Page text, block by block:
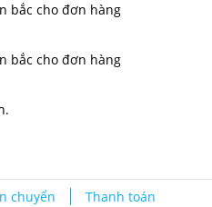
bắc cho đơn hàng
bắc cho đơn hàng
chuyển Thanh toán